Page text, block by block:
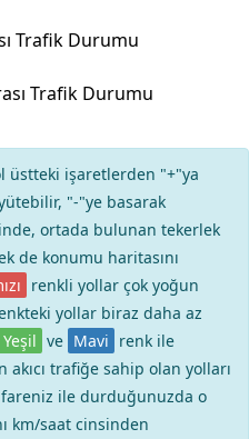
Trafik Durumu
Trafik Durumu
üstteki işaretlerden "+"ya
"-"ye basarak
ortada bulunan tekerlek
de konumu haritasını
renkli yollar çok yoğun
yollar biraz daha az
Yeşil ve Mavi renk ile
trafiğe sahip olan yolları
ile durduğunuzda o
km/saat cinsinden